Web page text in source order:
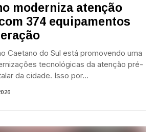
moderniza atenção
374 equipamentos
Caetano do Sul está promovendo uma
tecnológicas da atenção pré-
da cidade. Isso por...